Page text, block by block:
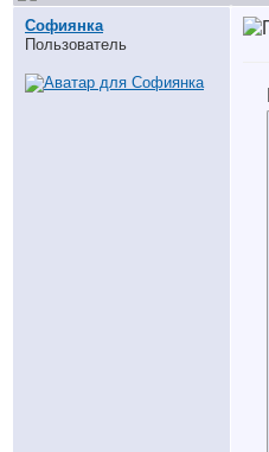
Софиянка
Пользователь